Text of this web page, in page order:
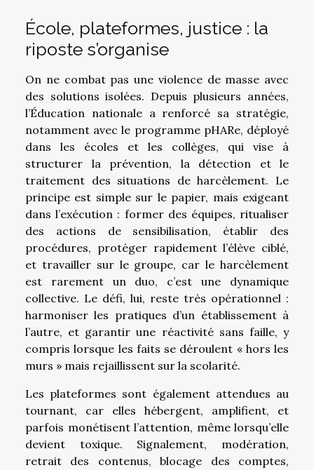
École, plateformes, justice : la
riposte s’organise
On ne combat pas une violence de masse avec
des solutions isolées. Depuis plusieurs années,
l’Éducation nationale a renforcé sa stratégie,
notamment avec le programme pHARe, déployé
dans les écoles et les collèges, qui vise à
structurer la prévention, la détection et le
traitement des situations de harcèlement. Le
principe est simple sur le papier, mais exigeant
dans l’exécution : former des équipes, ritualiser
des actions de sensibilisation, établir des
procédures, protéger rapidement l’élève ciblé,
et travailler sur le groupe, car le harcèlement
est rarement un duo, c’est une dynamique
collective. Le défi, lui, reste très opérationnel :
harmoniser les pratiques d’un établissement à
l’autre, et garantir une réactivité sans faille, y
compris lorsque les faits se déroulent « hors les
murs » mais rejaillissent sur la scolarité.
Les plateformes sont également attendues au
tournant, car elles hébergent, amplifient, et
parfois monétisent l’attention, même lorsqu’elle
devient toxique. Signalement, modération,
retrait des contenus, blocage des comptes,